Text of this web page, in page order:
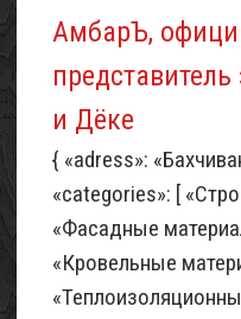
АмбарЪ,
и Дёке
{ «adress»:
«categories»: [
«Фасадные
«Кровельные